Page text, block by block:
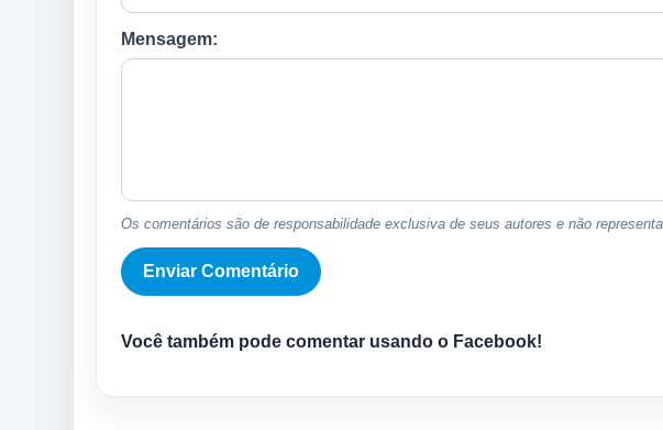
Mensagem:
Os comentários são de responsabilidade exclusiva de seus autores e não
Você também pode comentar usando o Facebook!